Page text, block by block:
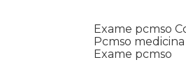
Exame pcmso
Pcmso
Exame pcmso